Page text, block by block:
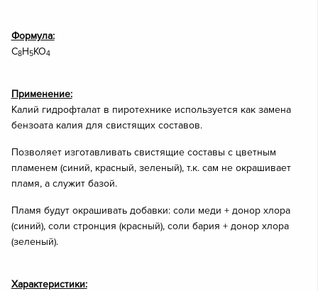
Формула:
C8H5KO4
Применение:
Калий гидрофталат в пиротехнике используется как замена
бензоата калия для свистящих составов.
Позволяет изготавливать свистящие составы с цветным
пламенем (синий, красный, зеленый), т.к. сам не окрашивает
пламя, а служит базой.
Пламя будут окрашивать добавки: соли меди + донор хлора
(синий), соли стронция (красный), соли бария + донор хлора
(зеленый).
Характеристики: